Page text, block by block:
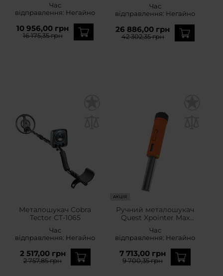
Час
відправлення: Негайно
10 956,00 грн
16 175,35 грн
Час
відправлення: Негайно
26 886,00 грн
42 302,35 грн
Металошукач Cobra
Tector CT-1065
Час
відправлення: Негайно
2 517,00 грн
2 757,85 грн
АКЦІЯ
Ручний металошукач
Quest Xpointer Max
Час
відправлення: Негайно
7 713,00 грн
9 700,35 грн